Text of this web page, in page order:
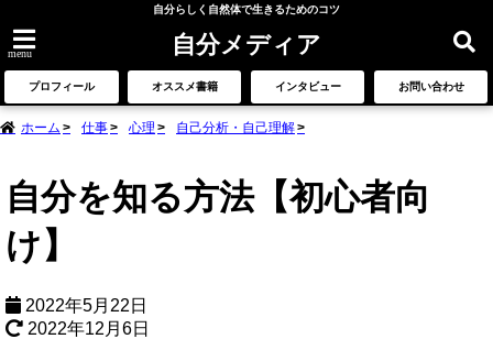
自分らしく自然体で生きるためのコツ
menu 自分メディア
プロフィール オススメ書籍 インタビュー お問い合わせ
ホーム 仕事 心理 自己分析・自己理解
自分を知る方法【初心者向
け】
2022年5月22日
2022年12月6日